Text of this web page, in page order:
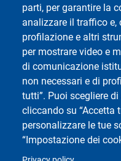
parti, per garantire la
analizzare il traffico e,
profilazione e altri
per mostrare video e
di comunicazione
non necessari e di
tutti”. Puoi scegliere
cliccando su “Accetta
personalizzare le tue
“Impostazione dei
Dipartimento di
Università degli Studi di